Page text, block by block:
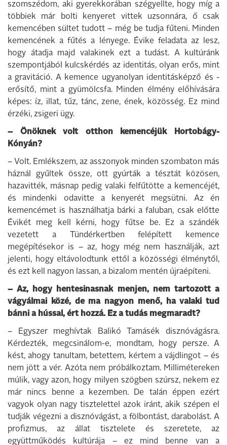
szomszédom, aki gyerekkorában szégyellte, hogy míg a
többiek már bolti kenyeret vittek uzsonnára, ő csak
kemencében sültet tudott – még be tudja fűteni. Minden
kemencének a fűtés a lényege. Évike feladata az lesz,
hogy átadja majd valakinek ezt a tudást. A kultúránk
szempontjából kulcskérdés az identitás, olyan erős, mint
a gravitáció. A kemence ugyanolyan identitásképző és -
erősítő, mint a gyümölcsfa. Minden élmény előhívására
képes: íz, illat, tűz, tánc, zene, ének, közösség. Ez mind
érzéki, zsigeri ügy.
– Önöknek volt otthon kemencéjük Hortobágy-
Kónyán?
– Volt. Emlékszem, az asszonyok minden szombaton más
háznál gyűltek össze, ott gyúrták a tésztát közösen,
hazavitték, másnap pedig valaki felfűtötte a kemencéjét,
és mindenki odavitte a kenyerét megsütni. Az én
kemencémet is használhatja bárki a faluban, csak előtte
Évikét meg kell kérni, hogy fűtse be. Ez a szándék
vezetett a Tündérkertben felépített kemence
megépítésekor is – az, hogy még nem használják, azt
jelenti, hogy eltávolodtunk ettől a közösségi élménytől,
és ezt kell nagyon lassan, a bizalom mentén újraépíteni.
– Az, hogy hentesinasnak menjen, nem tartozott a
vágyálmai közé, de ma nagyon menő, ha valaki tud
bánni a hússal, ért hozzá. Ez a tudás megmaradt?
– Egyszer meghívtak Balikó Tamásék disznóvágásra.
Kérdezték, megcsinálom-e, mondtam, hogy persze. A
kést, ahogy tanultam, betettem, kértem a vájdlingot – és
nem jött a vér. Azóta nem próbálkoztam. Millimétereken
múlik, vagy azon, hogy milyen szögben szúrsz, nekem ez
már nincs benne a kezemben. De talán éppen ezért
vagyok olyan nagy tisztelettel azok iránt, akik szépen el
tudják végezni a disznóvágást, a fölbontást, darabolást. A
profizmus, az állat tisztelete és szeretete, az
együttműködés kultúrája – ez mind benne van a